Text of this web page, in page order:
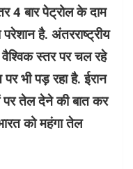
4 बार पेट्रोल के दाम
है. अंतरराष्ट्रीय
स्तर पर चल रहे
भी पड़ रहा है. ईरान
तेल देने की बात कर
को महंगा तेल